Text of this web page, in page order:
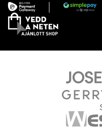
payment gatewaysimplepay
vedd a neten